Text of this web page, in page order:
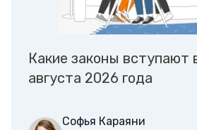
Какие законы вступают
августа 2026 года
Софья Караяни